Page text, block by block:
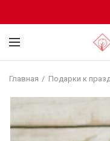
Главная Подарки к